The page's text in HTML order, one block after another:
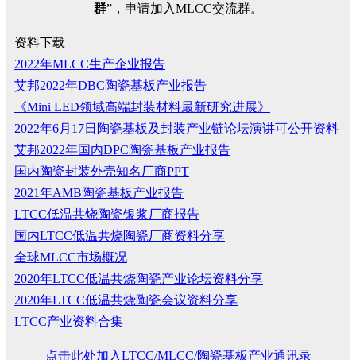
群”，申请加入MLCC交流群。
资料下载
2022年MLCC生产企业报告
艾邦2022年DBC陶瓷基板产业报告
《Mini LED领域高端封装材料最新研究进展》
2022年6月17日陶瓷基板及封装产业链论坛演讲可公开资料
艾邦2022年国内DPC陶瓷基板产业报告
国内陶瓷封装外壳知名厂商PPT
2021年AMB陶瓷基板产业报告
LTCC低温共烧陶瓷银浆厂商报告
国内LTCC低温共烧陶瓷厂商资料分享
全球MLCC市场概况
2020年LTCC低温共烧陶瓷产业论坛资料分享
2020年LTCC低温共烧陶瓷会议资料分享
LTCC产业资料合集
点击此处加入LTCC/MLCC/陶瓷基板产业通讯录